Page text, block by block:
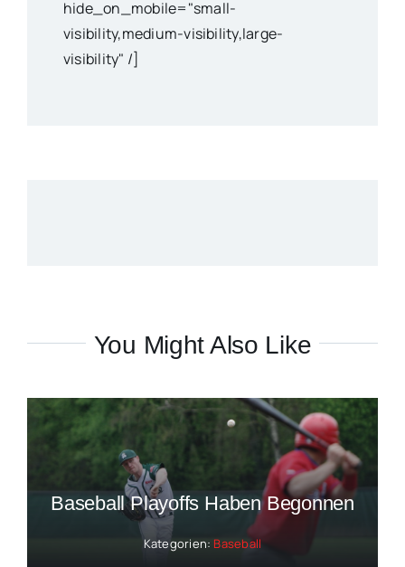
hide_on_mobile="small-
visibility,medium-visibility,large-
visibility" /]
You Might Also Like
Baseball Playoffs Haben Begonnen
Kategorien:Baseball